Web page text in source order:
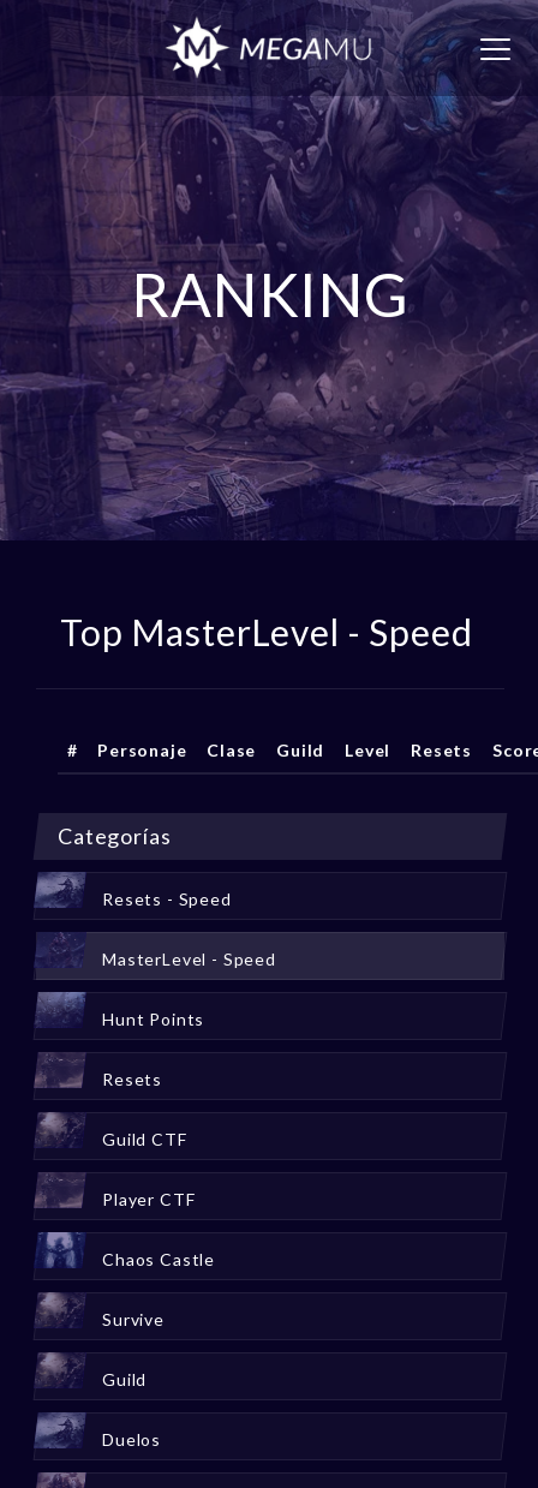
RANKING
Top MasterLevel - Speed
# Personaje Clase Guild Level Resets
Categorías
Resets - Speed
MasterLevel - Speed
Hunt Points
Resets
Guild CTF
Player CTF
Chaos Castle
Survive
Guild
Duelos